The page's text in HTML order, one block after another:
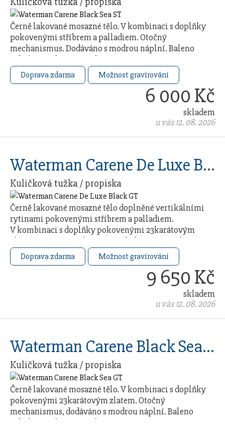
Černě lakované mosazné tělo. V kombinaci s doplňky
pokovenými stříbrem a palladiem. Otočný
mechanismus. Dodáváno s modrou náplní. Baleno
v dárkovém boxu. Vyrobeno ve …
Doprava zdarma Možnost gravírování
6 000 Kč
skladem
u vás 12. 08. 2026
Waterman Carene De Luxe Black GT
Kuličková tužka / propiska
Černě lakované mosazné tělo doplněné vertikálními
rytinami pokovenými stříbrem a palladiem.
V kombinaci s doplňky pokovenými 23karátovým
zlatem. Otočný mechanismus, dodáváno s modrou
náplní. …
Doprava zdarma Možnost gravírování
9 650 Kč
skladem
u vás 12. 08. 2026
Waterman Carene Black Sea GT
Kuličková tužka / propiska
Černě lakované mosazné tělo. V kombinaci s doplňky
pokovenými 23karátovým zlatem. Otočný
mechanismus, dodáváno s modrou náplní. Baleno
v dárkovém boxu. Vyrobeno ve …